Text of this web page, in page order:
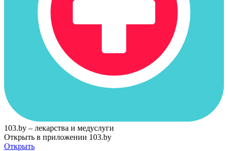
103.by – лекарства и медуслуги
Открыть в приложении 103.by
Открыть